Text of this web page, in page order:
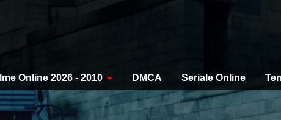
Online 2026 - 2010 DMCA Seriale Online